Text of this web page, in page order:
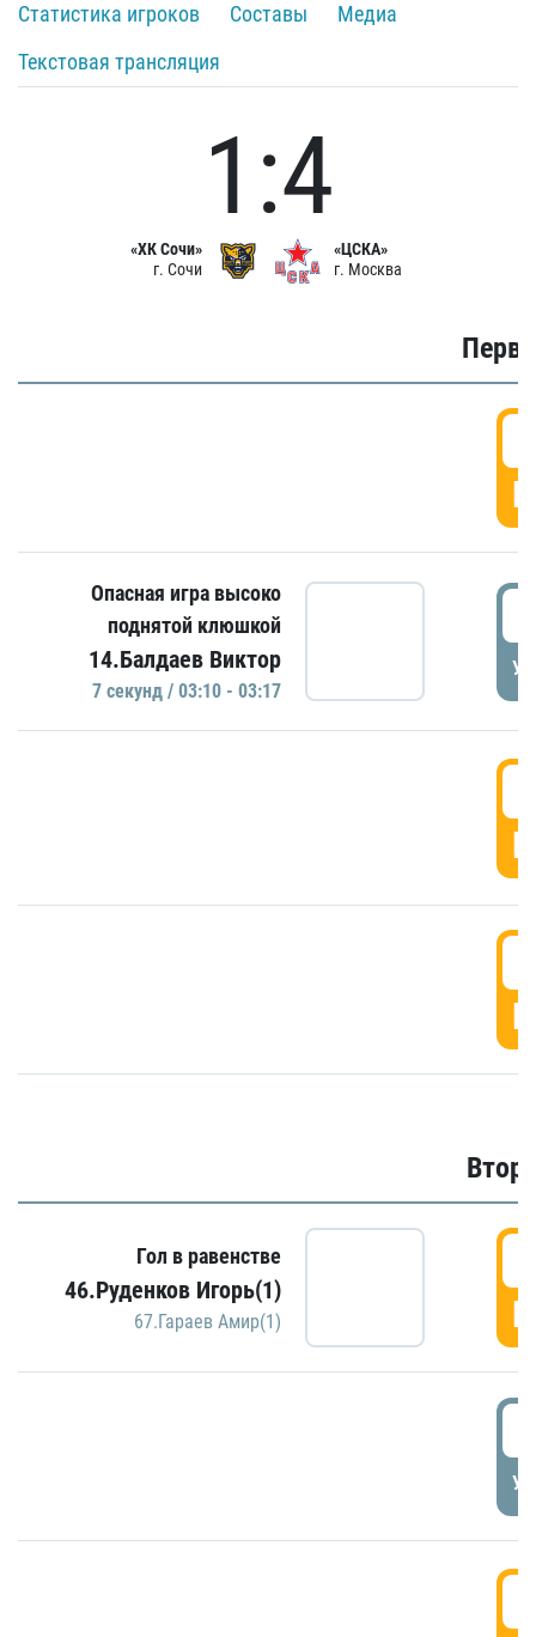
Статистика игроков
Составы
Медиа
Текстовая трансляция
«ХК Сочи»
г. Сочи
1:4
«ЦСКА»
г. Москва
Опасная игра высоко
поднятой клюшкой
14.Балдаев Виктор
7 секунд / 03:10 - 03:17
Гол в равенстве
46.Руденков Игорь(1)
67.Гараев Амир(1)